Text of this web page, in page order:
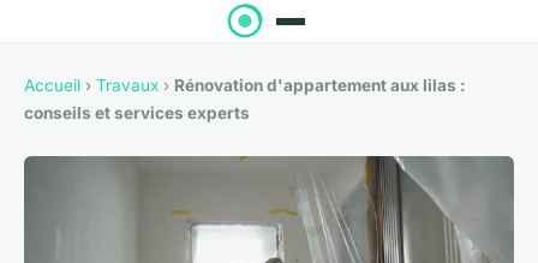
Accueil › Travaux › Rénovation d'appartement aux lilas :
conseils et services experts